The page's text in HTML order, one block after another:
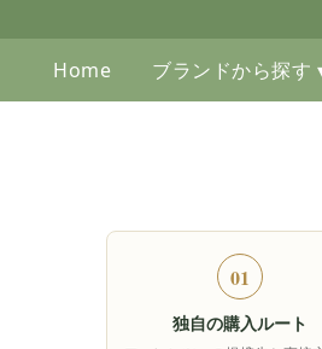
Home ブランドから探す
01
独自の購入ルート